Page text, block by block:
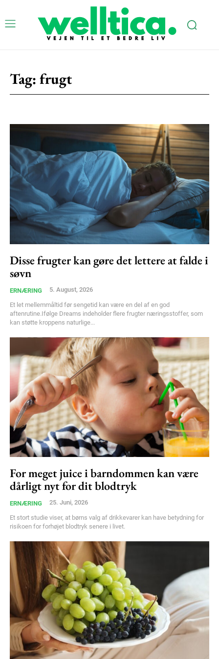
Subscription Plans
Tag: frugt
Disse frugter kan gøre det lettere at falde i
søvn
ERNÆRING 5. August, 2026
Et let mellemmåltid før sengetid kan være en del af en god
aftenrutine.Ifølge Dreams indeholder flere frugter næringsstoffer, som
kan støtte kroppens naturlige...
For meget juice i barndommen kan være
dårligt nyt for dit blodtryk
ERNÆRING 25. Juni, 2026
Et stort studie viser, at børns valg af drikkevarer kan have betydning for
risikoen for forhøjet blodtryk senere i livet.